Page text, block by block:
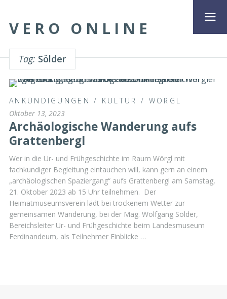
VERO ONLINE
Tag: Sölder
ANKÜNDIGUNGEN / KULTUR / WÖRGL
Oktober 13, 2023
Archäologische Wanderung aufs
Grattenbergl
Wer in die Ur- und Frühgeschichte im Raum Wörgl mit
fachkundiger Begleitung eintauchen will, kann gern an einem
„archäologischen Spaziergang“ aufs Grattenbergl am Samstag,
21. Oktober 2023 ab 15 Uhr teilnehmen. Der
Heimatmuseumsverein lädt bei trockenem Wetter zur
gemeinsamen Wanderung, bei der Mag. Wolfgang Sölder,
Bereichsleiter Ur- und Frühgeschichte beim Landesmuseum
Ferdinandeum, als Teilnehmer Einblicke …